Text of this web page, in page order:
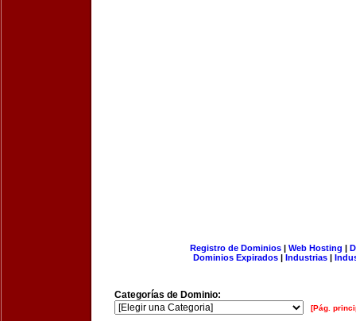
Registro de Dominios| Web Hosting |
Dominios Expirados | Industrias |
Categorías de Dominio:
[Pág.